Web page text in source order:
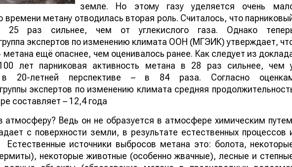
земле. Но этому газу уделяется очень
времени метану отводилась вторая роль. Считалось, что
раз сильнее, чем от углекислого газа. Однако
экспертов по изменению климата ООН (МГЭИК) утверждает,
метана ещё опаснее, чем оценивалось ранее. Как следует из
лет парниковая активность метана в 28 раз сильнее, чем
в 20-летней перспективе – в 84 раза. Согласно
экспертов по изменению климата средняя
составляет – 12,4 года
атмосферу? Ведь он не образуется в атмосфере химическим
с поверхности земли, в результате естественных процессов
Естественные источники выбросов метана это: болота,
некоторые животные (особенно жвачные), лесные и